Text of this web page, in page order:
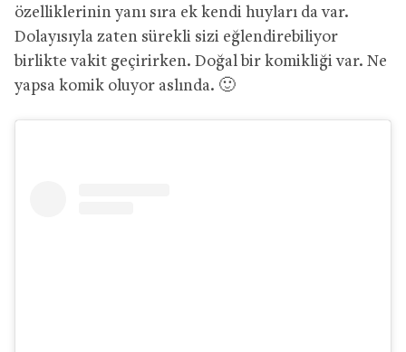
özelliklerinin yanı sıra ek kendi huyları da var.
Dolayısıyla zaten sürekli sizi eğlendirebiliyor
birlikte vakit geçirirken. Doğal bir komikliği var. Ne
yapsa komik oluyor aslında. 🙂